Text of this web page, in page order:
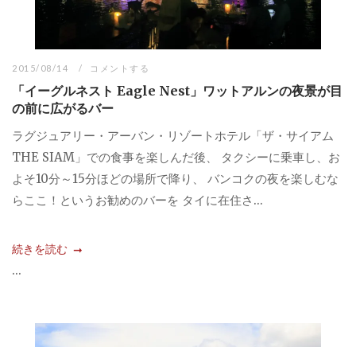
2015/08/14 コメントする
「イーグルネスト Eagle Nest」ワットアルンの夜景が目
の前に広がるバー
ラグジュアリー・アーバン・リゾートホテル「ザ・サイアム
THE SIAM」での食事を楽しんだ後、 タクシーに乗車し、お
よそ10分～15分ほどの場所で降り、 バンコクの夜を楽しむな
らここ！というお勧めのバーを タイに在住さ...
続きを読む
...